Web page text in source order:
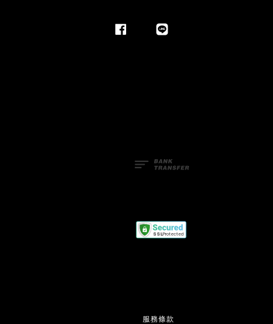
服務條款